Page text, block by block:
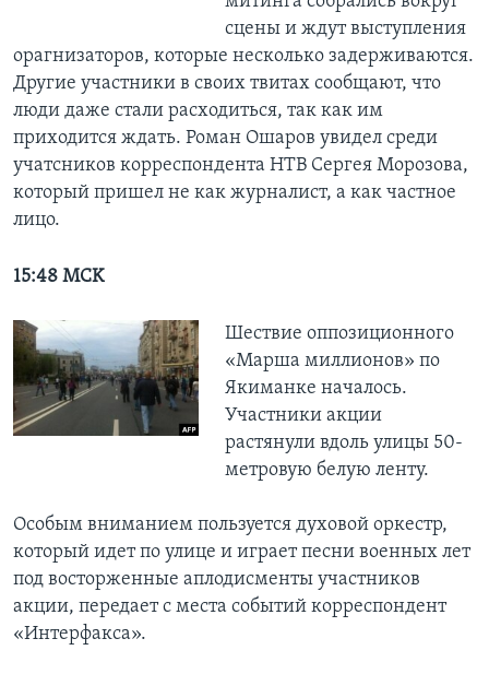
сцены и ждут выступления
орагнизаторов, которые несколько задерживаются.
Другие участники в своих твитах сообщают, что
люди даже стали расходиться, так как им
приходится ждать. Роман Ошаров увидел среди
учатсников корреспондента НТВ Сергея Морозова,
который пришел не как журналист, а как частное
лицо.
15:48 MCK
Шествие оппозиционного
«Марша миллионов» по
Якиманке началось.
Участники акции
растянули вдоль улицы 50-
метровую белую ленту.
Особым вниманием пользуется духовой оркестр,
который идет по улице и играет песни военных лет
под восторженные аплодисменты участников
акции, передает с места событий корреспондент
«Интерфакса».